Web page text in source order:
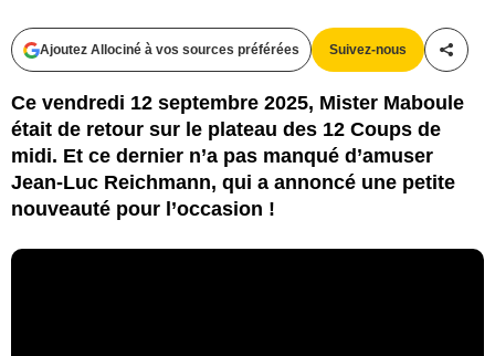
Ajoutez Allociné à vos sources préférées Suivez-nous
Ce vendredi 12 septembre 2025, Mister Maboule
était de retour sur le plateau des 12 Coups de
midi. Et ce dernier n’a pas manqué d’amuser
Jean-Luc Reichmann, qui a annoncé une petite
nouveauté pour l’occasion !